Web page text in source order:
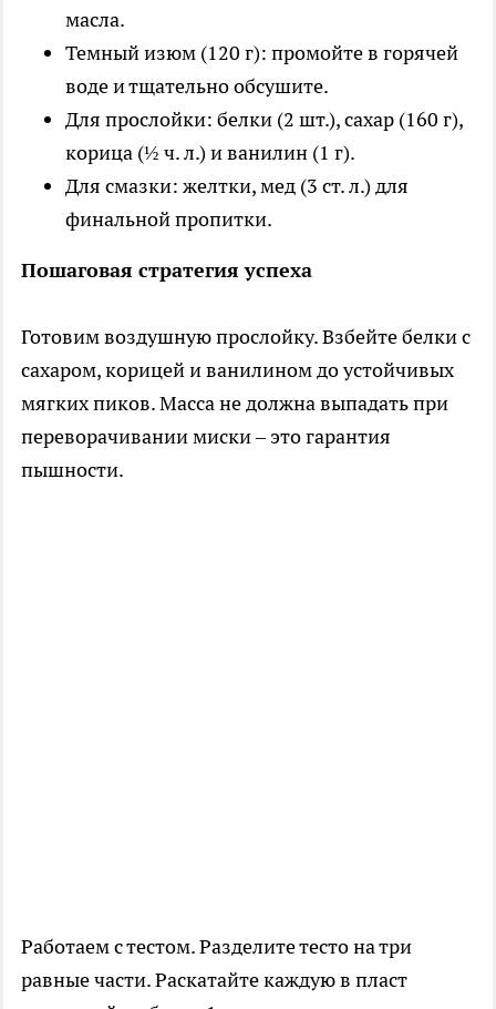
масла.
Темный изюм (120 г): промойте в горячей
воде и тщательно обсушите.
Для прослойки: белки (2 шт.), сахар (160 г),
корица (½ ч. л.) и ванилин (1 г).
Для смазки: желтки, мед (3 ст. л.) для
финальной пропитки.
Пошаговая стратегия успеха
Готовим воздушную прослойку. Взбейте белки с
сахаром, корицей и ванилином до устойчивых
мягких пиков. Масса не должна выпадать при
переворачивании миски – это гарантия
пышности.
Работаем с тестом. Разделите тесто на три
равные части. Раскатайте каждую в пласт